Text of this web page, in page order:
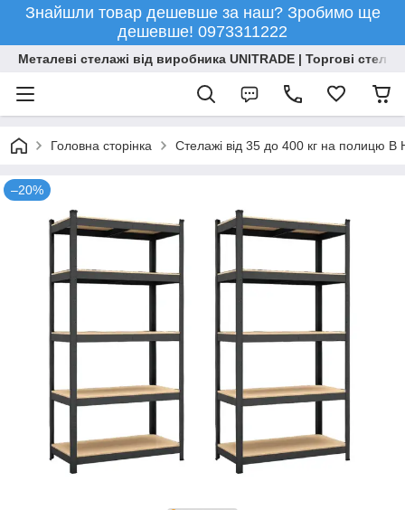
Знайшли товар дешевше за наш? Зробимо ще
дешевше! 0973311222
Металеві стелажі від виробника UNITRADE | Торгові
Головна сторінка Стелажі від 35 до 400 кг на полицю
–20%